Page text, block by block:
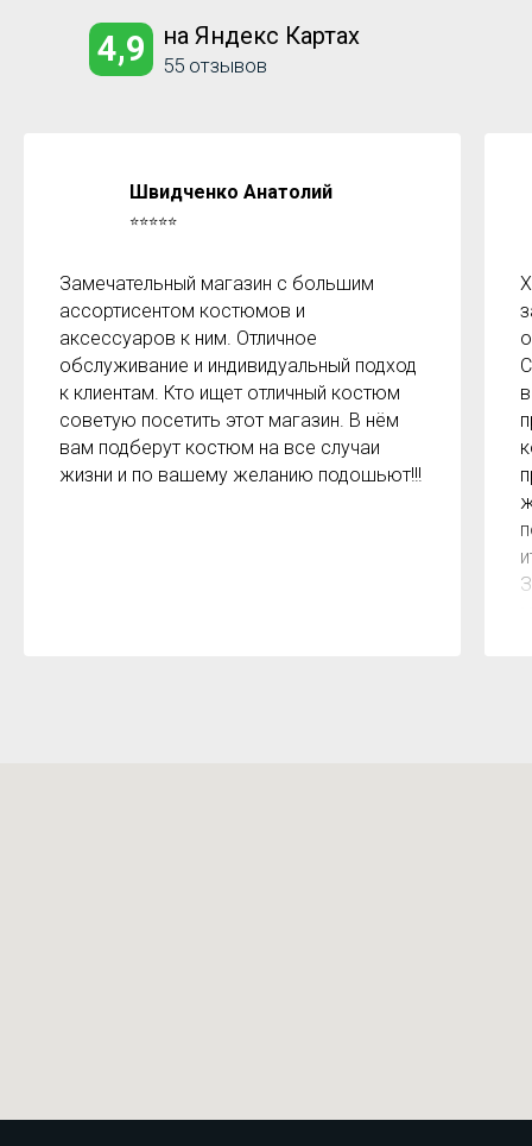
55 отзывов
на Яндекс Картах
4,9
Швидченко Анатолий
⭐⭐⭐⭐⭐
Замечательный магазин с большим
ассортисентом костюмов и
аксессуаров к ним. Отличное
обслуживание и индивидуальный подход
к клиентам. Кто ищет отличный костюм
советую посетить этот магазин. В нём
вам подберут костюм на все случаи
жизни и по вашему желанию подошьют!!!